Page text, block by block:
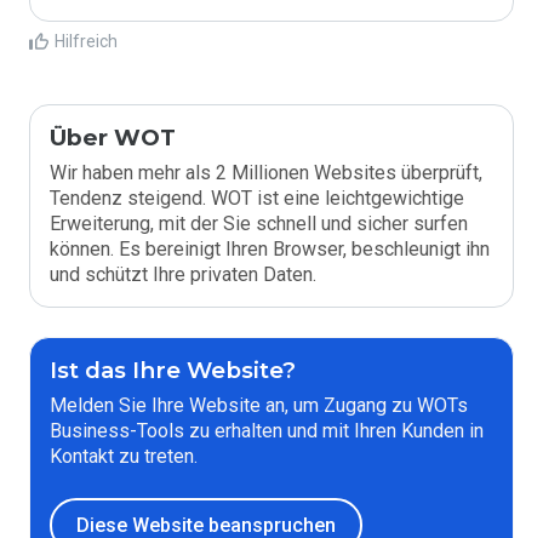
Hilfreich
Über WOT
Wir haben mehr als 2 Millionen Websites überprüft,
Tendenz steigend. WOT ist eine leichtgewichtige
Erweiterung, mit der Sie schnell und sicher surfen
können. Es bereinigt Ihren Browser, beschleunigt ihn
und schützt Ihre privaten Daten.
Ist das Ihre Website?
Melden Sie Ihre Website an, um Zugang zu WOTs
Business-Tools zu erhalten und mit Ihren Kunden in
Kontakt zu treten.
Diese Website beanspruchen